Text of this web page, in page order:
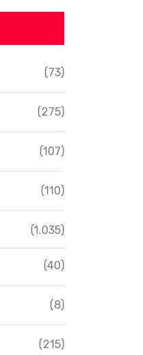
(73)
(275)
(107)
(110)
(1.035)
(40)
(8)
(215)